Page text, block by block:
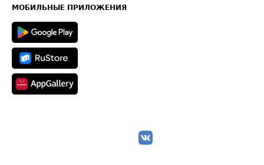
Техническая информация
МОБИЛЬНЫЕ ПРИЛОЖЕНИЯ